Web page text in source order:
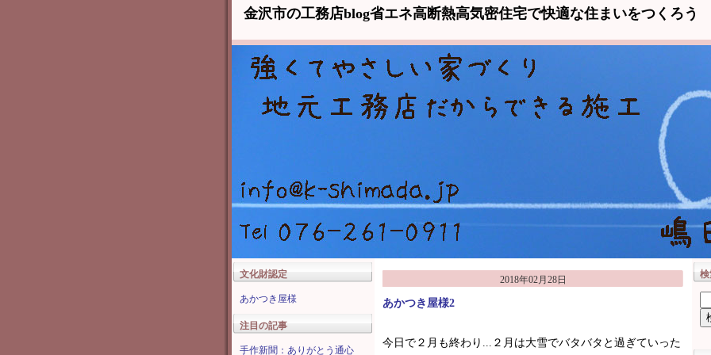
金沢市の工務店blog省エネ高断熱高気密住宅で快適な住まいをつくろう
文化財認定
あかつき屋様
注目の記事
手作新聞：ありがとう通心
2018年02月28日
あかつき屋様2
今日で２月も終わり...２月は大雪でバタバタと過ぎていった